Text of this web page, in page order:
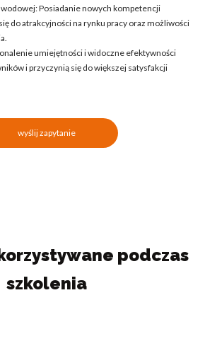
Posiadanie nowych kompetencji
do atrakcyjności na rynku pracy oraz możliwości
umiejętności i widoczne efektywności
i przyczynią się do większej satysfakcji
wyślij zapytanie
podczas
szkolenia